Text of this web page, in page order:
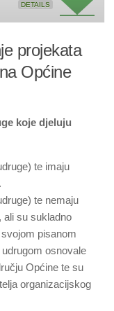
DETAILS
projekata
Općine
koje djeluju
te imaju
te nemaju
ali su sukladno
pisanom
osnovale
Općine te su
organizacijskog